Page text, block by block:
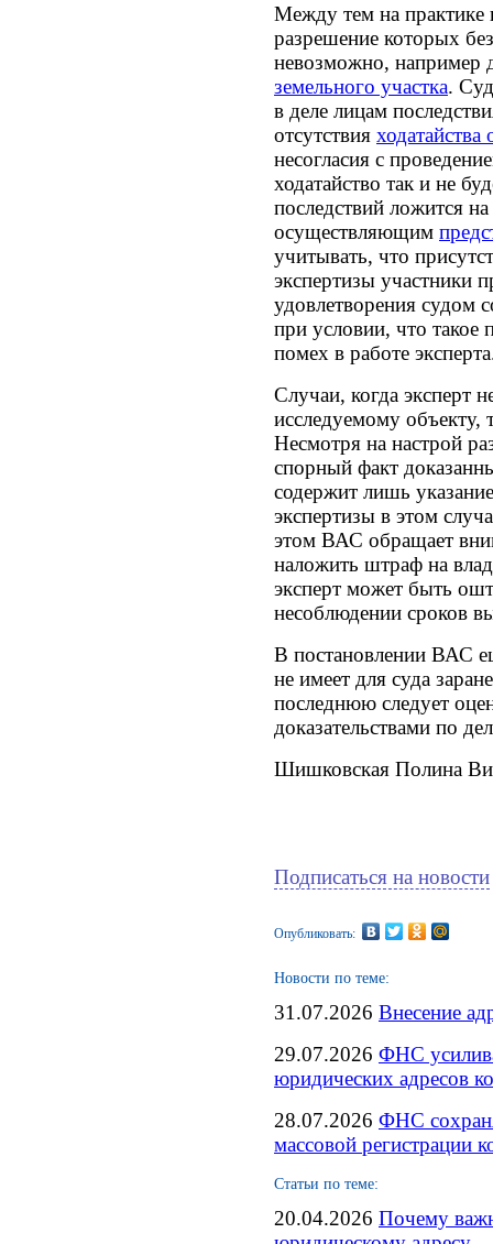
Между тем на практике
разрешение которых
невозможно, например
земельного участка.
в деле лицам
отсутствия ходатайства
несогласия с
ходатайство так и не
последствий ложится
осуществляющим
учитывать, что
экспертизы участники
удовлетворения судом
при условии, что такое
помех в работе
Случаи, когда эксперт
исследуемому объекту,
Несмотря на настрой
спорный факт
содержит лишь
экспертизы в этом
этом ВАС обращает
наложить штраф на
эксперт может быть
несоблюдении сроков
В постановлении ВАС
не имеет для суда
последнюю следует
доказательствами по
Шишковская Полина
Подписаться на новости
Опубликовать:
Новости по теме:
31.07.2026 Внесение
29.07.2026 ФНС
юридических адресов
28.07.2026 ФНС
массовой регистрации
Статьи по теме:
20.04.2026 Почему